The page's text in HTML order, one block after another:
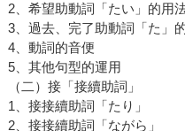
2、希望助動詞「たい」的用
3、過去、完了助動詞「た」
4、動詞的音便
5、其他句型的運用
（二）接「接續助詞」
1、接接續助詞「たり」
2、接接續助詞「ながら」